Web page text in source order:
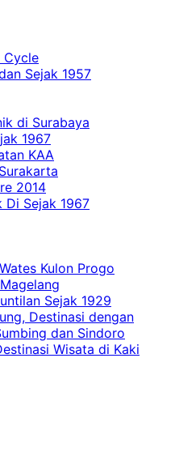
Cycle
Sejak 1957
di Surabaya
1967
KAA
2014
Di Sejak 1967
Kulon Progo
Sejak 1929
Destinasi dengan
dan Sindoro
Wisata di Kaki